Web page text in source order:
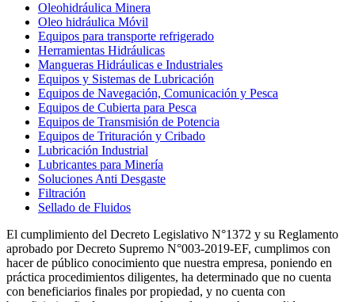
Oleohidráulica Minera
Oleo hidráulica Móvil
Equipos para transporte refrigerado
Herramientas Hidráulicas
Mangueras Hidráulicas e Industriales
Equipos y Sistemas de Lubricación
Equipos de Navegación, Comunicación y Pesca
Equipos de Cubierta para Pesca
Equipos de Transmisión de Potencia
Equipos de Trituración y Cribado
Lubricación Industrial
Lubricantes para Minería
Soluciones Anti Desgaste
Filtración
Sellado de Fluidos
El cumplimiento del Decreto Legislativo N°1372 y su Reglamento
aprobado por Decreto Supremo N°003-2019-EF, cumplimos con
hacer de público conocimiento que nuestra empresa, poniendo en
práctica procedimientos diligentes, ha determinado que no cuenta
con beneficiarios finales por propiedad, y no cuenta con